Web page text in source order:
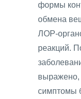
формы
обмена
ЛОР-
реакций.
выражено,
симптомы